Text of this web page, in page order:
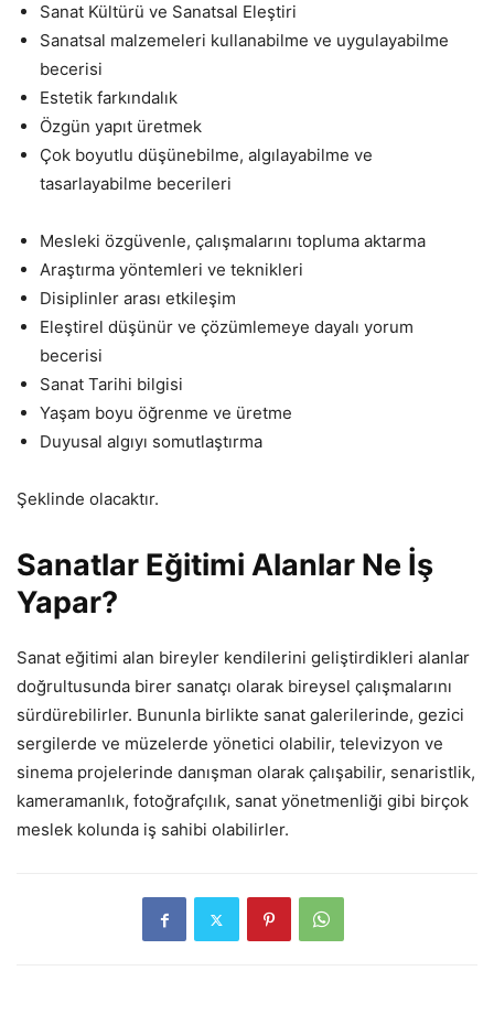
Sanat Kültürü ve Sanatsal Eleştiri
Sanatsal malzemeleri kullanabilme ve uygulayabilme
becerisi
Estetik farkındalık
Özgün yapıt üretmek
Çok boyutlu düşünebilme, algılayabilme ve
tasarlayabilme becerileri
Mesleki özgüvenle, çalışmalarını topluma aktarma
Araştırma yöntemleri ve teknikleri
Disiplinler arası etkileşim
Eleştirel düşünür ve çözümlemeye dayalı yorum
becerisi
Sanat Tarihi bilgisi
Yaşam boyu öğrenme ve üretme
Duyusal algıyı somutlaştırma
Şeklinde olacaktır.
Sanatlar Eğitimi Alanlar Ne İş
Yapar?
Sanat eğitimi alan bireyler kendilerini geliştirdikleri alanlar
doğrultusunda birer sanatçı olarak bireysel çalışmalarını
sürdürebilirler. Bununla birlikte sanat galerilerinde, gezici
sergilerde ve müzelerde yönetici olabilir, televizyon ve
sinema projelerinde danışman olarak çalışabilir, senaristlik,
kameramanlık, fotoğrafçılık, sanat yönetmenliği gibi birçok
meslek kolunda iş sahibi olabilirler.